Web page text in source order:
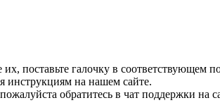
поставьте галочку в соответствующем
инструкциям на нашем сайте.
обратитесь в чат поддержки на